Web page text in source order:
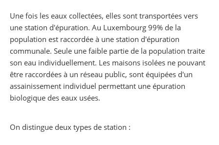
Une fois les eaux collectées, elles sont transportées vers
une station d'épuration. Au Luxembourg 99% de la
population est raccordée à une station d'épuration
communale. Seule une faible partie de la population traite
son eau individuellement. Les maisons isolées ne pouvant
être raccordées à un réseau public, sont équipées d'un
assainissement individuel permettant une épuration
biologique des eaux usées.
On distingue deux types de station :